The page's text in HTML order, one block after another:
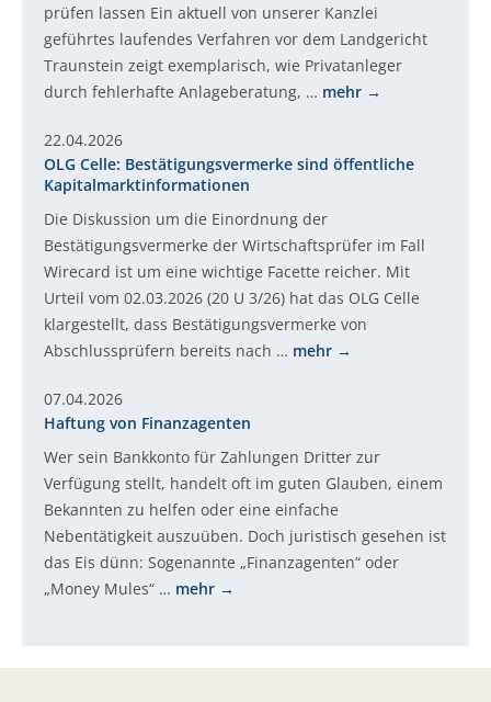
prüfen lassen Ein aktuell von unserer Kanzlei
geführtes laufendes Verfahren vor dem Landgericht
Traunstein zeigt exemplarisch, wie Privatanleger
durch fehlerhafte Anlageberatung, … mehr
22.04.2026
OLG Celle: Bestätigungsvermerke sind öffentliche
Kapitalmarktinformationen
Die Diskussion um die Einordnung der
Bestätigungsvermerke der Wirtschaftsprüfer im Fall
Wirecard ist um eine wichtige Facette reicher. Mit
Urteil vom 02.03.2026 (20 U 3/26) hat das OLG Celle
klargestellt, dass Bestätigungsvermerke von
Abschlussprüfern bereits nach … mehr
07.04.2026
Haftung von Finanzagenten
Wer sein Bankkonto für Zahlungen Dritter zur
Verfügung stellt, handelt oft im guten Glauben, einem
Bekannten zu helfen oder eine einfache
Nebentätigkeit auszuüben. Doch juristisch gesehen ist
das Eis dünn: Sogenannte „Finanzagenten“ oder
„Money Mules“ … mehr